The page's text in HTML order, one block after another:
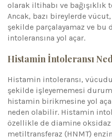
olarak iltihabı ve
Ancak, bazı bireylerde
şekilde parçalayamaz ve bu
intoleransına yol açar.
Histamin İntoleransı
Histamin intoleransı,
şekilde işleyememesi
histamin birikmesine yol
neden olabilir. Histamin
özellikle de diamine oksidaz
metiltransferaz (HNMT)